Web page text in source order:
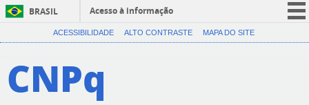
BRASIL
Acesso à informação
CORONAVÍRUS (COVID-19)
ACESSIBILIDADE ALTO CONTRASTE MAPA DO SITE
CNPq